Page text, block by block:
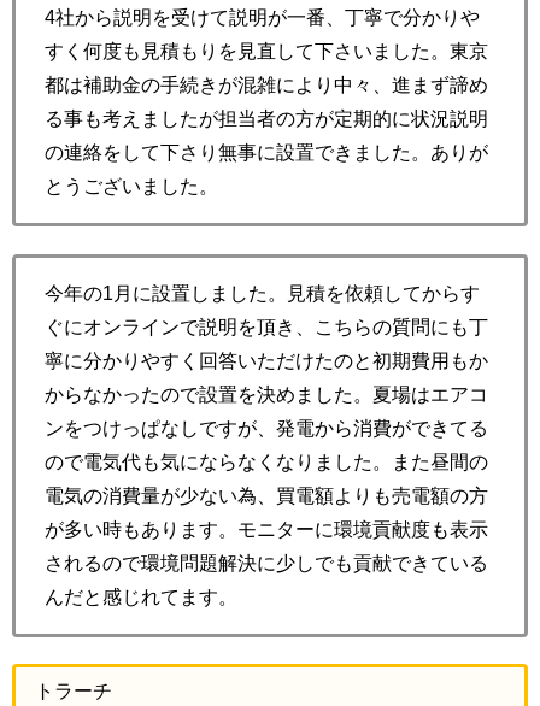
4社から説明を受けて説明が一番、丁寧で分かりや
すく何度も見積もりを見直して下さいました。東京
都は補助金の手続きが混雑により中々、進まず諦め
る事も考えましたが担当者の方が定期的に状況説明
の連絡をして下さり無事に設置できました。ありが
とうございました。
今年の1月に設置しました。見積を依頼してからす
ぐにオンラインで説明を頂き、こちらの質問にも丁
寧に分かりやすく回答いただけたのと初期費用もか
からなかったので設置を決めました。夏場はエアコ
ンをつけっぱなしですが、発電から消費ができてる
ので電気代も気にならなくなりました。また昼間の
電気の消費量が少ない為、買電額よりも売電額の方
が多い時もあります。モニターに環境貢献度も表示
されるので環境問題解決に少しでも貢献できている
んだと感じれてます。
トラーチ